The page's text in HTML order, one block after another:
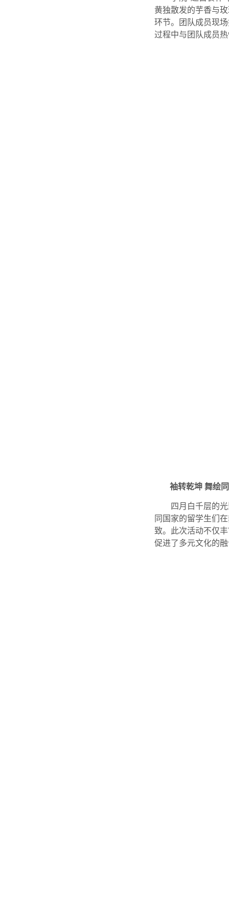
黄独散发的芋香与
环节。团队成员现
过程中与团队成员
袖转乾坤 舞绘
四月白千层的
同国家的留学生们
致。此次活动不仅
促进了多元文化的